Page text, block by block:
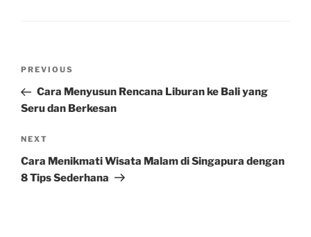
Previous
Post
PREVIOUS
Cara Menyusun Rencana Liburan ke Bali yang
Seru dan Berkesan
Next
Post
NEXT
Cara Menikmati Wisata Malam di Singapura dengan
8 Tips Sederhana